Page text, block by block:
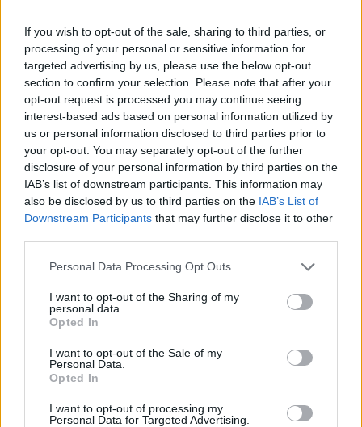
If you wish to opt-out of the sale, sharing to third parties, or
processing of your personal or sensitive information for
targeted advertising by us, please use the below opt-out
section to confirm your selection. Please note that after your
opt-out request is processed you may continue seeing
interest-based ads based on personal information utilized by
us or personal information disclosed to third parties prior to
your opt-out. You may separately opt-out of the further
disclosure of your personal information by third parties on the
IAB’s list of downstream participants. This information may
also be disclosed by us to third parties on the IAB’s List of
Downstream Participants that may further disclose it to other
Personal Data Processing Opt Outs
I want to opt-out of the Sharing of my
personal data.
Opted In
I want to opt-out of the Sale of my
Personal Data.
Opted In
I want to opt-out of processing my
Personal Data for Targeted Advertising.
Megszegte a távoltartási végzést,
előzetesbe került
2025. július 28., hétfő
Kritikus időszak mostantól holnap